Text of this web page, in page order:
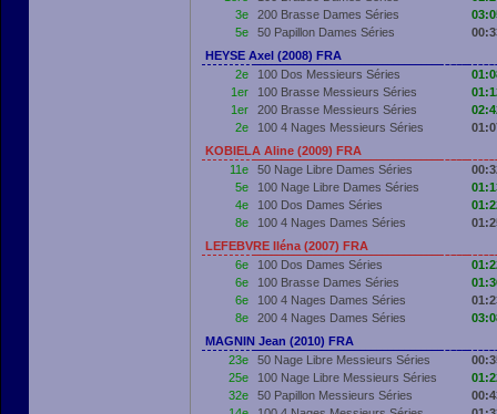
3e
200 Brasse Dames Séries
5e
50 Papillon Dames Séries
HEYSE Axel (2008) FRA
2e
100 Dos Messieurs Séries
1er
100 Brasse Messieurs Séries
1er
200 Brasse Messieurs Séries
2e
100 4 Nages Messieurs Séries
KOBIELA Aline (2009) FRA
11e
50 Nage Libre Dames Séries
5e
100 Nage Libre Dames Séries
4e
100 Dos Dames Séries
8e
100 4 Nages Dames Séries
LEFEBVRE Iléna (2007) FRA
6e
100 Dos Dames Séries
6e
100 Brasse Dames Séries
6e
100 4 Nages Dames Séries
8e
200 4 Nages Dames Séries
MAGNIN Jean (2010) FRA
23e
50 Nage Libre Messieurs Séries
25e
100 Nage Libre Messieurs Séries
32e
50 Papillon Messieurs Séries